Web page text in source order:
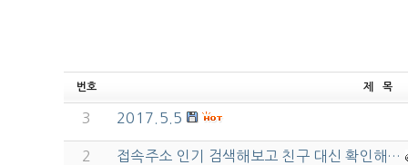
번호 제 목
3 2017.5.5
2 접속주소 인기 검색해보고 친구 대신 확인해…